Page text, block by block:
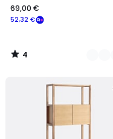
52,32 €
69,00 €
4
/